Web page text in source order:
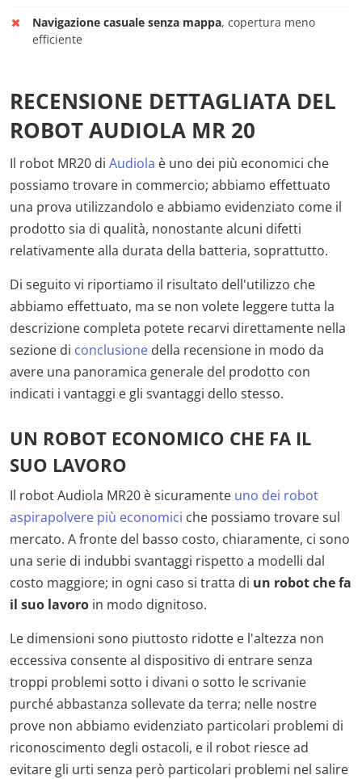
Navigazione casuale senza mappa, copertura meno
efficiente
RECENSIONE DETTAGLIATA DEL
ROBOT AUDIOLA MR 20
Il robot MR20 di Audiola è uno dei più economici che
possiamo trovare in commercio; abbiamo effettuato
una prova utilizzandolo e abbiamo evidenziato come il
prodotto sia di qualità, nonostante alcuni difetti
relativamente alla durata della batteria, soprattutto.
Di seguito vi riportiamo il risultato dell'utilizzo che
abbiamo effettuato, ma se non volete leggere tutta la
descrizione completa potete recarvi direttamente nella
sezione di conclusione della recensione in modo da
avere una panoramica generale del prodotto con
indicati i vantaggi e gli svantaggi dello stesso.
UN ROBOT ECONOMICO CHE FA IL
SUO LAVORO
Il robot Audiola MR20 è sicuramente uno dei robot
aspirapolvere più economici che possiamo trovare sul
mercato. A fronte del basso costo, chiaramente, ci sono
una serie di indubbi svantaggi rispetto a modelli dal
costo maggiore; in ogni caso si tratta di un robot che fa
il suo lavoro in modo dignitoso.
Le dimensioni sono piuttosto ridotte e l'altezza non
eccessiva consente al dispositivo di entrare senza
troppi problemi sotto i divani o sotto le scrivanie
purché abbastanza sollevate da terra; nelle nostre
prove non abbiamo evidenziato particolari problemi di
riconoscimento degli ostacoli, e il robot riesce ad
evitare gli urti senza però particolari problemi nel salire